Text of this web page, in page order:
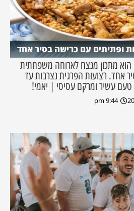
ופתיתים עם כרישה בסיר אחד
הוא מתכון מנצח לארוחה משפחתית
אחד. רצועות הפרגית נצרבות עד
עשיר ומרקם עסיסי | יאמי!
9:44 pm